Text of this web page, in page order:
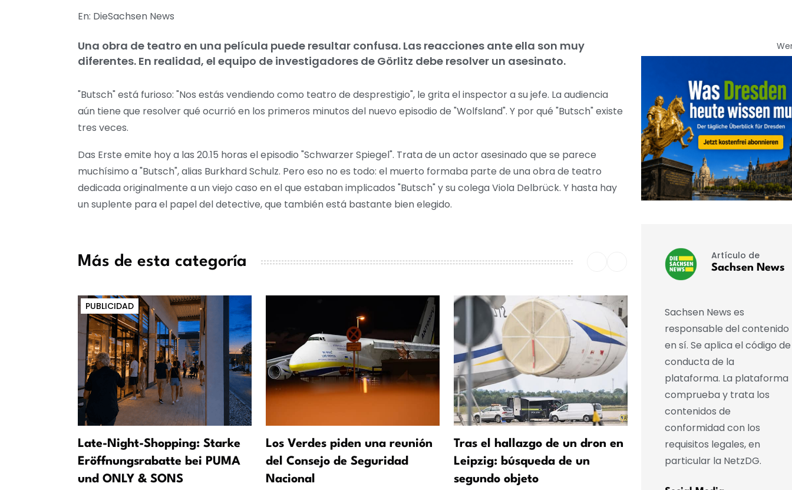
En: DieSachsen News
Una obra de teatro en una película puede resultar confusa. Las reacciones ante ella son muy
diferentes. En realidad, el equipo de investigadores de Görlitz debe resolver un asesinato.
"Butsch" está furioso: "Nos estás vendiendo como teatro de desprestigio", le grita el inspector a su jefe. La audiencia
aún tiene que resolver qué ocurrió en los primeros minutos del nuevo episodio de "Wolfsland". Y por qué "Butsch" existe
tres veces.
Das Erste emite hoy a las 20.15 horas el episodio "Schwarzer Spiegel". Trata de un actor asesinado que se parece
muchísimo a "Butsch", alias Burkhard Schulz. Pero eso no es todo: el muerto formaba parte de una obra de teatro
dedicada originalmente a un viejo caso en el que estaban implicados "Butsch" y su colega Viola Delbrück. Y hasta hay
un suplente para el papel del detective, que también está bastante bien elegido.
Más de esta categoría
PUBLICIDAD
Late-Night-Shopping: Starke
Eröffnungsrabatte bei PUMA
und ONLY & SONS
Los Verdes piden una reunión
del Consejo de Seguridad
Nacional
Tras el hallazgo de un dron en
Leipzig: búsqueda de un
segundo objeto
Un experto ve una nueva
amenaza en los drones
Artículo de
Sachsen News
Sachsen News es
responsable del contenido
en sí. Se aplica el código de
conducta de la
plataforma. La plataforma
comprueba y trata los
contenidos de
conformidad con los
requisitos legales, en
particular la NetzDG.